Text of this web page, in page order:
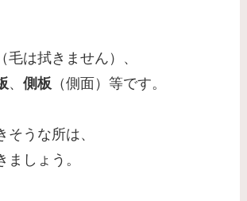
毛は拭きません）、
、側板 （側面）等です。
そうな所は、
ましょう。